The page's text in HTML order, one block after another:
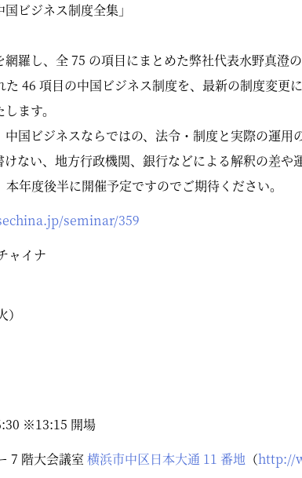
ビジネス制度全集」
羅し、全 75 の項目にまとめた弊社代表水野真澄
46 項目の中国ビジネス制度を、最新の制度変更
ます。
国ビジネスならではの、法令・制度と実際の運
ない、地方行政機関、銀行などによる解釈の差や
年度後半に開催予定ですのでご期待ください。
seminar/359
ャイナ
※13:15 開場
7 階大会議室 横浜市中区日本大通 11 番地 （http://